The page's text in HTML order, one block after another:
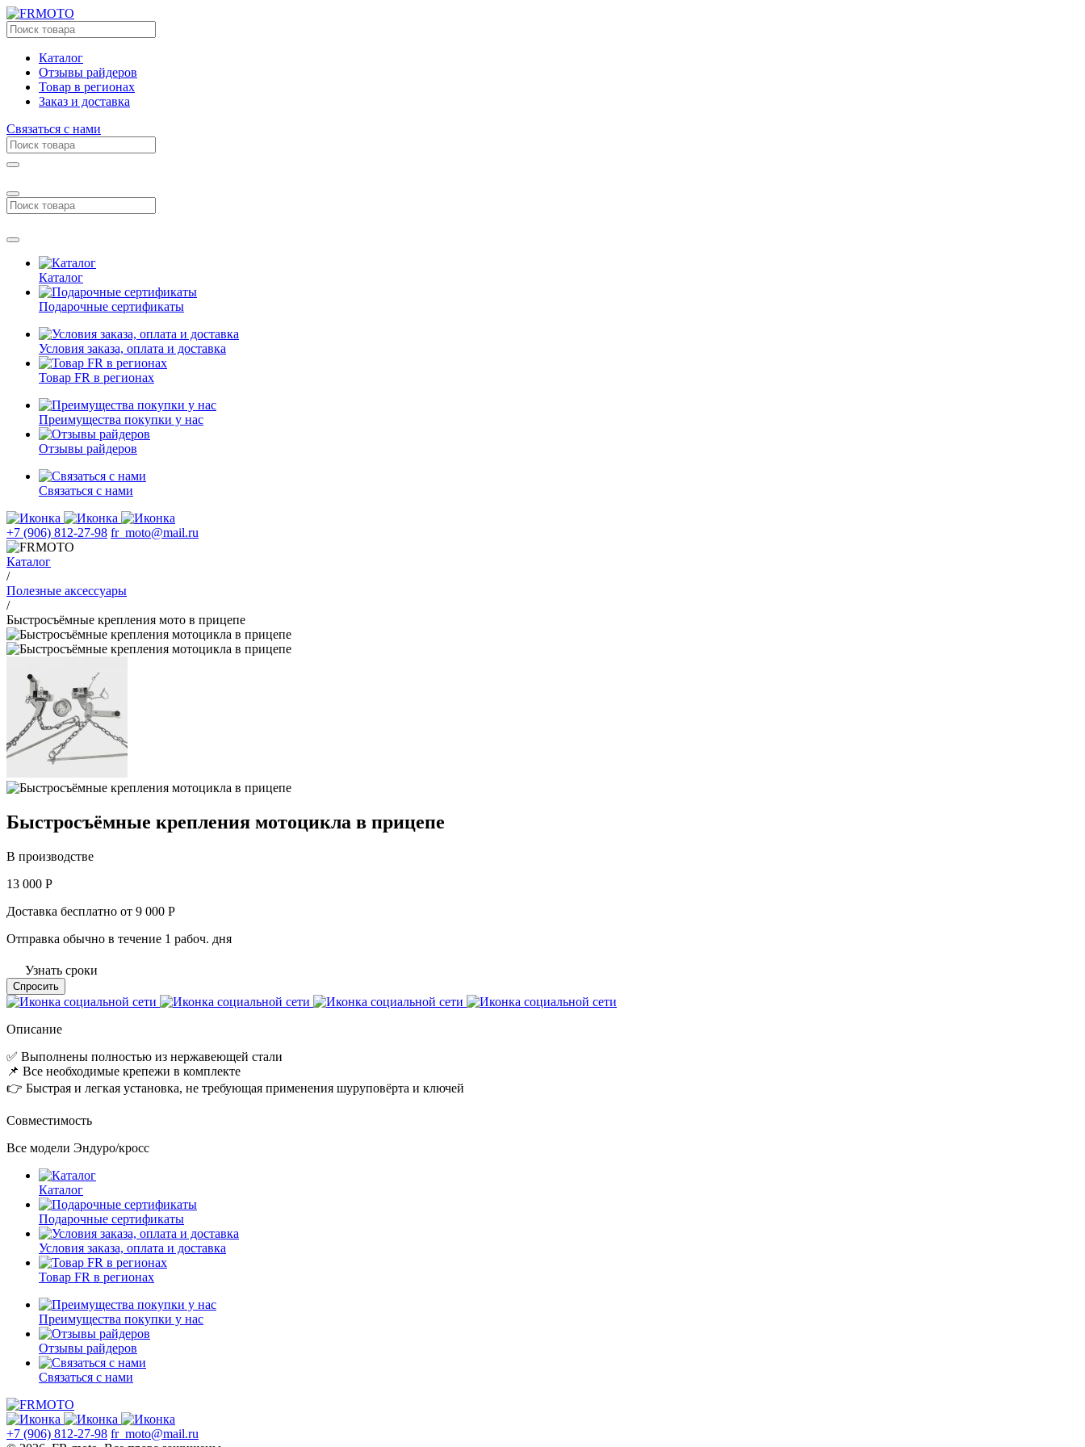
Каталог
Отзывы райдеров
Товар в регионах
Заказ и доставка
Связаться с нами
Каталог
Подарочные сертификаты
Условия заказа, оплата и доставка
Товар FR в регионах
Преимущества покупки у нас
Отзывы райдеров
Связаться с нами
+7 (906) 812-27-98 fr_moto@mail.ru
Каталог
/
Полезные аксессуары
/
Быстросъёмные крепления мото в прицепе
Быстросъёмные крепления мотоцикла в прицепе
В производстве
13 000 Р
Доставка бесплатно от 9 000 Р
Отправка обычно в течение 1 рабоч. дня
Узнать сроки
Спросить
Описание
✅ Выполнены полностью из нержавеющей стали
📌 Все необходимые крепежи в комплекте
👉 Быстрая и легкая установка, не требующая применения шуруповёрта и ключей
Совместимость
Все модели Эндуро/кросс
Каталог
Подарочные сертификаты
Условия заказа, оплата и доставка
Товар FR в регионах
Преимущества покупки у нас
Отзывы райдеров
Связаться с нами
+7 (906) 812-27-98 fr_moto@mail.ru